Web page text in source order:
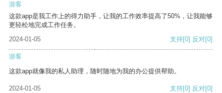
游客
这款app是我工作上的得力助手，让我的工作效率提高了50%，让我能够
更轻松地完成工作任务。
2024-01-05
支持[0] 反对[0]
游客
这款app就像我的私人助理，随时随地为我的办公提供帮助。
2024-01-05 支持[0] 反对[0]